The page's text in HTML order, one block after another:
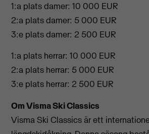
1:a plats damer: 10 000 EUR
2:a plats damer: 5 000 EUR
3:e plats damer: 2 500 EUR
1:a plats herrar: 10 000 EUR
2:a plats herrar: 5 000 EUR
3:e plats herrar: 2 500 EUR
Om Visma Ski Classics
Visma Ski Classics är ett